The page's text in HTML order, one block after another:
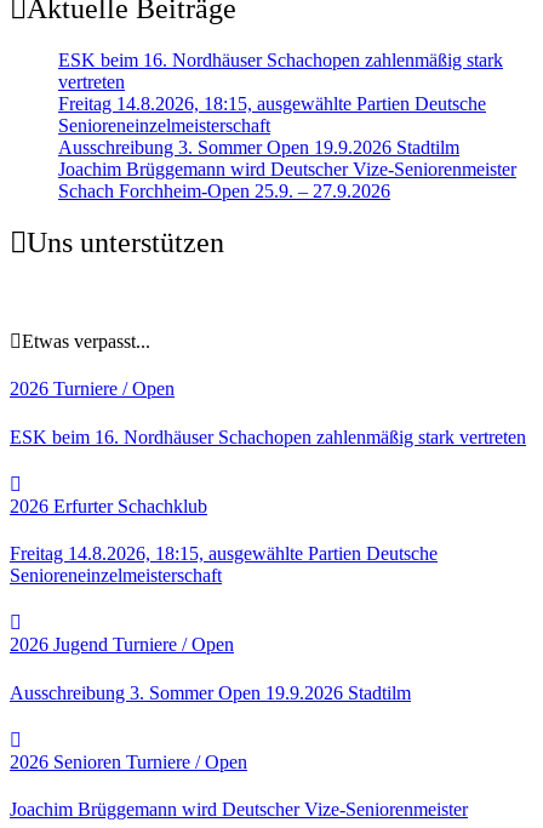
Aktuelle Beiträge
ESK beim 16. Nordhäuser Schachopen zahlenmäßig stark
vertreten
Freitag 14.8.2026, 18:15, ausgewählte Partien Deutsche
Senioreneinzelmeisterschaft
Ausschreibung 3. Sommer Open 19.9.2026 Stadtilm
Joachim Brüggemann wird Deutscher Vize-Seniorenmeister
Schach Forchheim-Open 25.9. – 27.9.2026
Uns unterstützen
Etwas verpasst...
2026 Turniere / Open
ESK beim 16. Nordhäuser Schachopen zahlenmäßig stark vertreten
2026 Erfurter Schachklub
Freitag 14.8.2026, 18:15, ausgewählte Partien Deutsche
Senioreneinzelmeisterschaft
2026 Jugend Turniere / Open
Ausschreibung 3. Sommer Open 19.9.2026 Stadtilm
2026 Senioren Turniere / Open
Joachim Brüggemann wird Deutscher Vize-Seniorenmeister